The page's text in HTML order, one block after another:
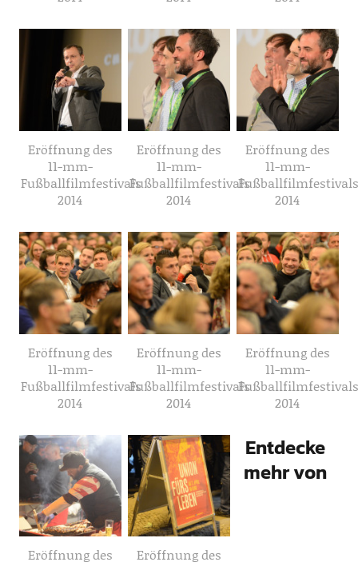
Eröffnung des
11-mm-
Fußballfilmfestivals
2014
Eröffnung des
11-mm-
Fußballfilmfestivals
2014
Eröffnung des
11-mm-
2014
Eröffnung des
11-mm-
Fußballfilmfestivals
2014
Eröffnung des
11-mm-
Fußballfilmfestivals
2014
Eröffnung des
11-mm-
2014
Eröffnung des
Eröffnung des
Entdecke
mehr von